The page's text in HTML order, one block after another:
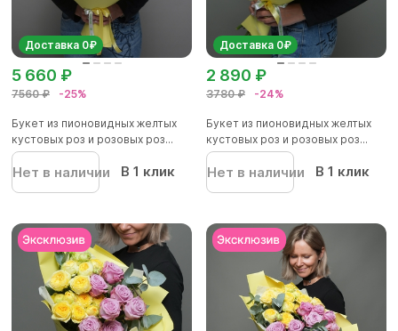
Доставка 0₽
7560 ₽ -25%
5 660 ₽
Букет из пионовидных желтых
кустовых роз и розовых роз...
Нет в наличии В 1 клик
Доставка 0₽
3780 ₽ -24%
2 890 ₽
Букет из пионовидных желтых
кустовых роз и розовых роз...
Нет в наличии В 1 клик